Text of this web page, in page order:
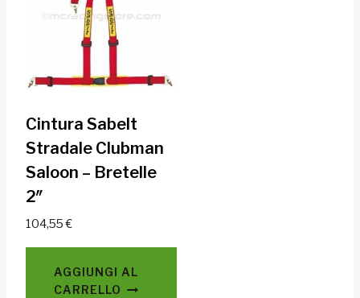
Cintura Sabelt
Stradale Clubman
Saloon – Bretelle
2″
104,55€
AGGIUNGI AL
CARRELLO